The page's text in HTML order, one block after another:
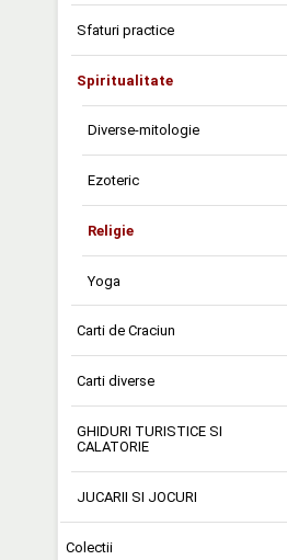
Sfaturi practice
Spiritualitate
Diverse-mitologie
Ezoteric
Religie
Yoga
Carti de Craciun
Carti diverse
GHIDURI TURISTICE SI
CALATORIE
JUCARII SI JOCURI
Colectii